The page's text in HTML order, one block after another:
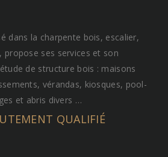
dans la charpente bois, escalier,
propose ses services et son
de structure bois : maisons
vérandas, kiosques, pool-
et abris divers …
QUALIFIÉ